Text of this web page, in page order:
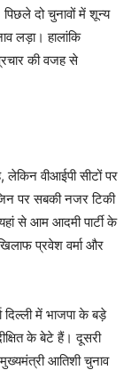
दो चुनावों में शून्य
लड़ा। हालांकि
की वजह से
लेकिन वीआईपी सीटों पर
पर सबकी नजर टिकी
से आम आदमी पार्टी के
प्रवेश वर्मा और
में भाजपा के बड़े
के बेटे हैं। दूसरी
आतिशी चुनाव